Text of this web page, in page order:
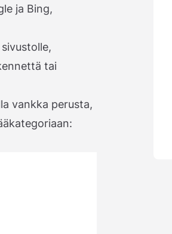
ja Bing,
tai
vankka perusta,